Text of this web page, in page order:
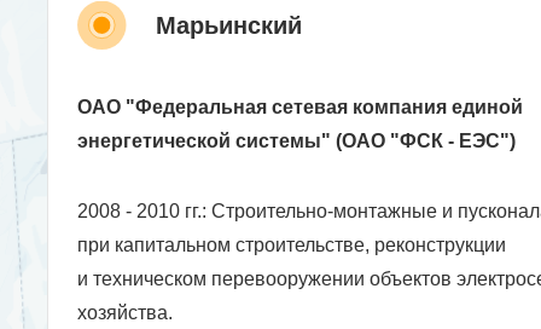
Марьинский
ОАО "Федеральная сетевая компания единой
энергетической системы" (ОАО "ФСК - ЕЭС")
2008 - 2010 гг.: Строительно-монтажные и
при капитальном строительстве, реконструкции
и техническом перевооружении объектов
хозяйства.